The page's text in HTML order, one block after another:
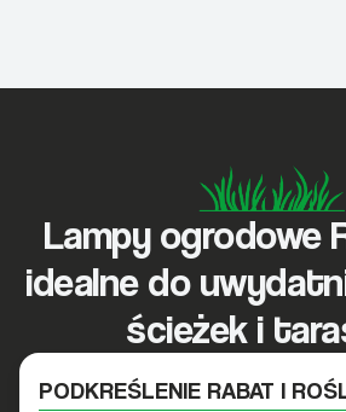
Lampy ogrodowe
idealne do
ścieżek i
PODKREŚLENIE RABAT I